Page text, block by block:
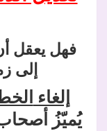
فهل يعقل
إلى
إلغاء
يُميّزُ